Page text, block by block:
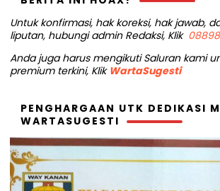
Untuk konfirmasi, hak koreksi, hak jawab,
liputan, hubungi admin Redaksi, Klik
Anda juga harus mengikuti Saluran kami
premium terkini, Klik WartaSugesti
PENGHARGAAN UTK DEDIKASI
WARTASUGESTI